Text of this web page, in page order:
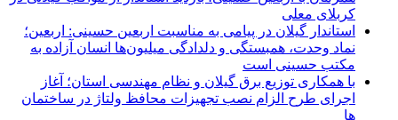
کربلای معلی
استاندار گیلان در پیامی به مناسبت اربعین حسینی: اربعین؛
نماد وحدت، همبستگی و دلدادگی میلیون‌ها انسان آزاده به
مکتب حسینی است
با همکاری توزیع برق گیلان و نظام مهندسی استان؛ آغاز
اجرای طرح الزام نصب تجهیزات محافظ ولتاژ در ساختمان
ها